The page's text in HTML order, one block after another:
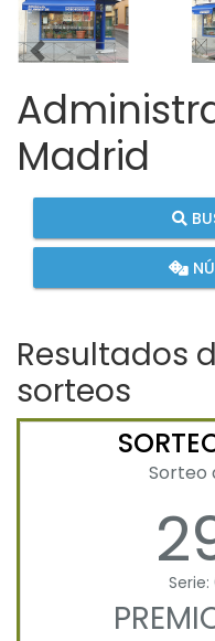
Imagen anterior
Madrid
Resultados
sorteos
Sorteo